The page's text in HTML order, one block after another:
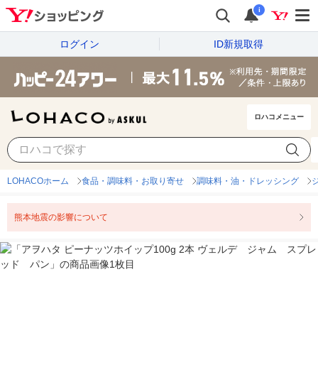
i
ログイン ID新規取得
ロハコメニュー
LOHACOホーム 食品・調味料・お取り寄せ 調味料・油・ドレッシング
熊本地震の影響について